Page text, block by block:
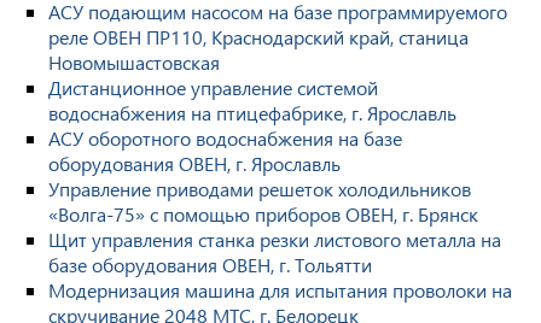
АСУ подающим насосом на базе программируемого
реле ОВЕН ПР110, Краснодарский край, станица
Новомышастовская
Дистанционное управление системой
водоснабжения на птицефабрике, г. Ярославль
АСУ оборотного водоснабжения на базе
оборудования ОВЕН, г. Ярославль
Управление приводами решеток холодильников
«Волга-75» с помощью приборов ОВЕН, г. Брянск
Щит управления станка резки листового металла на
базе оборудования ОВЕН, г. Тольятти
Модернизация машина для испытания проволоки на
скручивание 2048 МТС, г. Белорецк